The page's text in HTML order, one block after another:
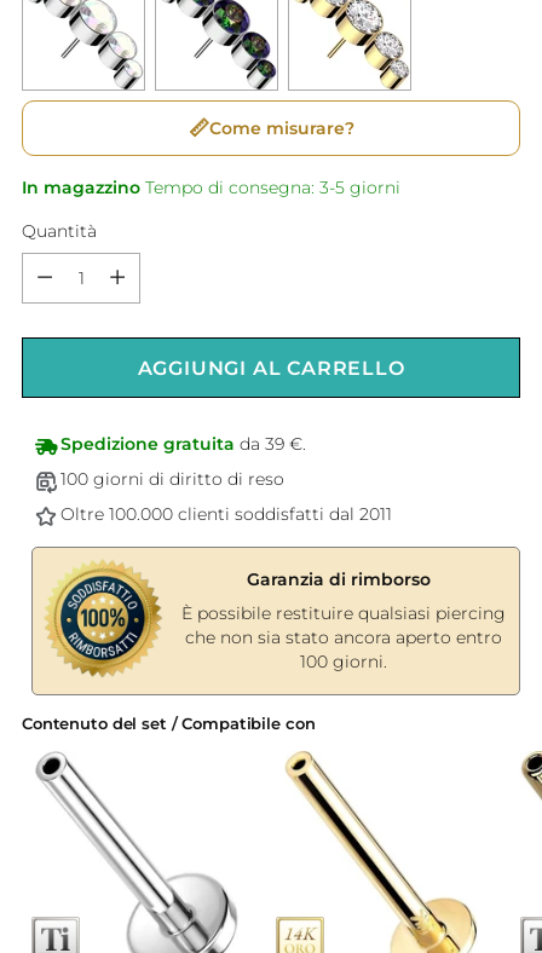
📏Come misurare?
In magazzino Tempo di consegna: 3-5 giorni
Quantità
AGGIUNGI AL CARRELLO
Spedizione gratuita da 39 €.
100 giorni di diritto di reso
Oltre 100.000 clienti soddisfatti dal 2011
Garanzia di rimborso
È possibile restituire qualsiasi piercing
che non sia stato ancora aperto entro
100 giorni.
Contenuto del set / Compatibile con